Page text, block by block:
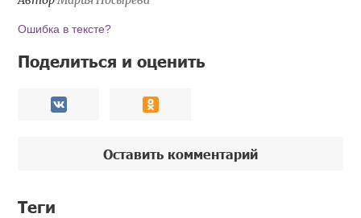
Ошибка в тексте?
Поделиться и оценить
Оставить комментарий
Теги